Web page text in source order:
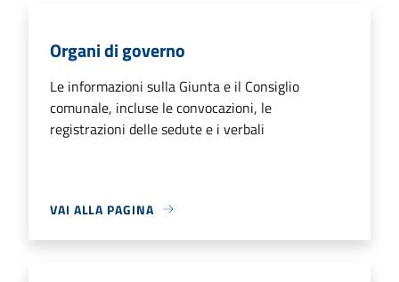
Organi di governo
Le informazioni sulla Giunta e il Consiglio
comunale, incluse le convocazioni, le
registrazioni delle sedute e i verbali
VAI ALLA PAGINA